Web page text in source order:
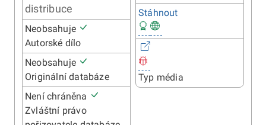
distribuce
Neobsahuje
Autorské dílo
Neobsahuje
Originální databáze
Není chráněna
Zvláštní právo
Stáhnout
Typ média